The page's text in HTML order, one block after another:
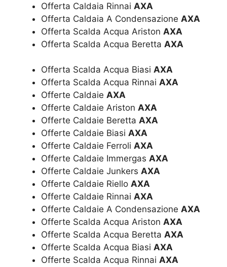
Offerta Caldaia Rinnai AXA
Offerta Caldaia A Condensazione AXA
Offerta Scalda Acqua Ariston AXA
Offerta Scalda Acqua Beretta AXA
Offerta Scalda Acqua Biasi AXA
Offerta Scalda Acqua Rinnai AXA
Offerte Caldaie AXA
Offerte Caldaie Ariston AXA
Offerte Caldaie Beretta AXA
Offerte Caldaie Biasi AXA
Offerte Caldaie Ferroli AXA
Offerte Caldaie Immergas AXA
Offerte Caldaie Junkers AXA
Offerte Caldaie Riello AXA
Offerte Caldaie Rinnai AXA
Offerte Caldaie A Condensazione AXA
Offerte Scalda Acqua Ariston AXA
Offerte Scalda Acqua Beretta AXA
Offerte Scalda Acqua Biasi AXA
Offerte Scalda Acqua Rinnai AXA